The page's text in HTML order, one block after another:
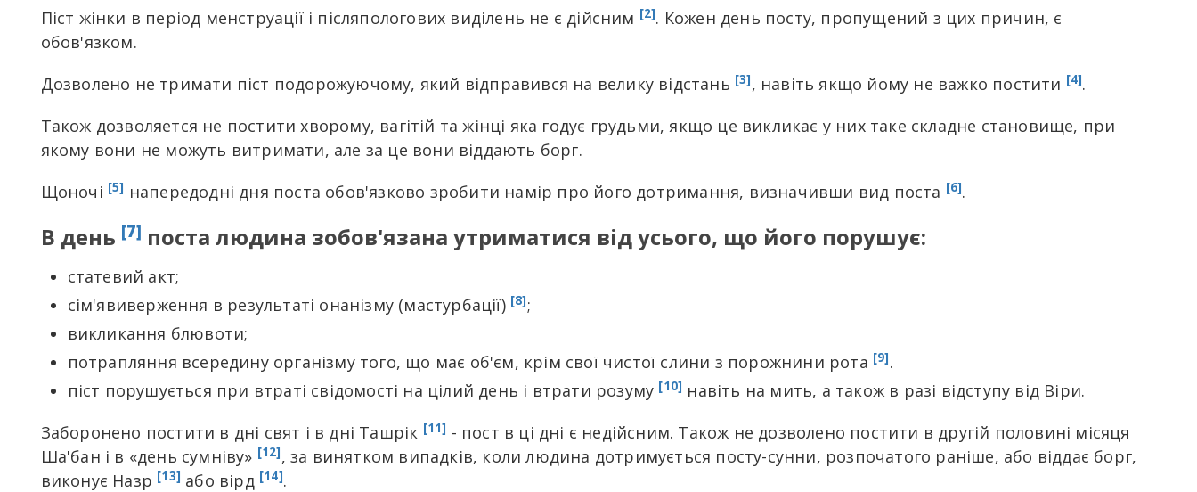
Піст жінки в період менструації і післяпологових виділень не є дійсним [2]. Кожен день посту, пропущений з цих причин, є
обов'язком.
Дозволено не тримати піст подорожуючому, який відправився на велику відстань [3], навіть якщо йому не важко постити [4].
Також дозволяется не постити хворому, вагітій та жінці яка годує грудьми, якщо це викликає у них таке складне становище, при
якому вони не можуть витримати, але за це вони віддають борг.
Щоночі [5] напередодні дня поста обов'язково зробити намір про його дотримання, визначивши вид поста [6].
В день [7] поста людина зобов'язана утриматися від усього, що його порушує:
статевий акт;
сім'явиверження в результаті онанізму (мастурбації) [8];
викликання блювоти;
потрапляння всередину організму того, що має об'єм, крім свої чистої слини з порожнини рота [9].
піст порушується при втраті свідомості на цілий день і втрати розуму [10] навіть на мить, а також в разі відступу від Віри.
Заборонено постити в дні свят і в дні Ташрік [11] - пост в ці дні є недійсним. Також не дозволено постити в другій половині місяця
Ша'бан і в «день сумніву» [12], за винятком випадків, коли людина дотримується посту-сунни, розпочатого раніше, або віддає борг,
виконує Назр [13] або вірд [14].